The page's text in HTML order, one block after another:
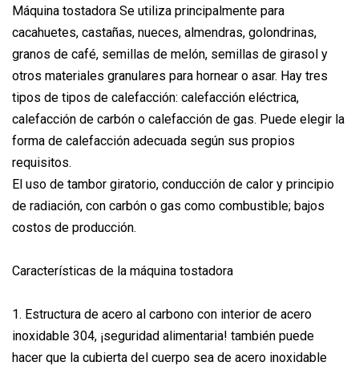
Máquina tostadora Se utiliza principalmente para
cacahuetes, castañas, nueces, almendras, golondrinas,
granos de café, semillas de melón, semillas de girasol y
otros materiales granulares para hornear o asar. Hay tres
tipos de tipos de calefacción: calefacción eléctrica,
calefacción de carbón o calefacción de gas. Puede elegir la
forma de calefacción adecuada según sus propios
requisitos.
El uso de tambor giratorio, conducción de calor y principio
de radiación, con carbón o gas como combustible; bajos
costos de producción.
Características de la máquina tostadora
1. Estructura de acero al carbono con interior de acero
inoxidable 304, ¡seguridad alimentaria! también puede
hacer que la cubierta del cuerpo sea de acero inoxidable